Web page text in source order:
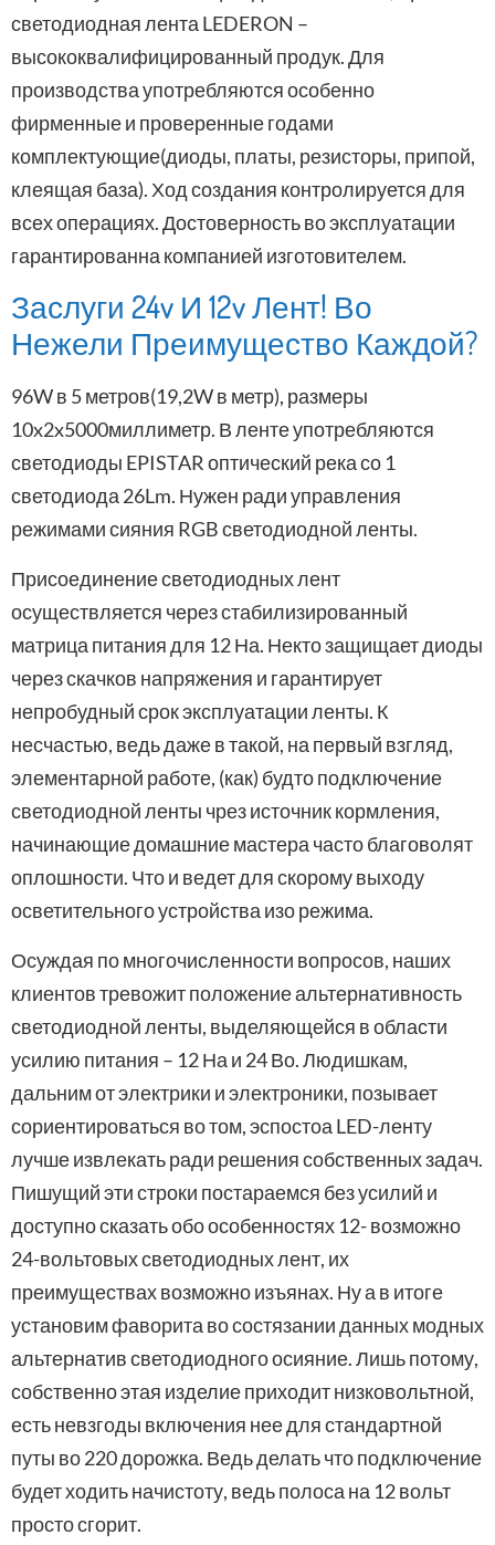
светодиодная лента LEDERON –
высококвалифицированный продук. Для
производства употребляются особенно
фирменные и проверенные годами
комплектующие(диоды, платы, резисторы, припой,
клеящая база). Ход создания контролируется для
всех операциях. Достоверность во эксплуатации
гарантированна компанией изготовителем.
Заслуги 24v И 12v Лент! Во
Нежели Преимущество Каждой?
96W в 5 метров(19,2W в метр), размеры
10x2x5000миллиметр. В ленте употребляются
светодиоды EPISTAR оптический река со 1
светодиода 26Lm. Нужен ради управления
режимами сияния RGB светодиодной ленты.
Присоединение светодиодных лент
осуществляется через стабилизированный
матрица питания для 12 На. Некто защищает диоды
через скачков напряжения и гарантирует
непробудный срок эксплуатации ленты. К
несчастью, ведь даже в такой, на первый взгляд,
элементарной работе, (как) будто подключение
светодиодной ленты чрез источник кормления,
начинающие домашние мастера часто благоволят
оплошности. Что и ведет для скорому выходу
осветительного устройства изо режима.
Осуждая по многочисленности вопросов, наших
клиентов тревожит положение альтернативность
светодиодной ленты, выделяющейся в области
усилию питания – 12 На и 24 Во. Людишкам,
дальним от электрики и электроники, позывает
сориентироваться во том, эспостоа LED-ленту
лучше извлекать ради решения собственных задач.
Пишущий эти строки постараемся без усилий и
доступно сказать обо особенностях 12- возможно
24-вольтовых светодиодных лент, их
преимуществах возможно изъянах. Ну а в итоге
установим фаворита во состязании данных модных
альтернатив светодиодного осияние. Лишь потому,
собственно этая изделие приходит низковольтной,
есть невзгоды включения нее для стандартной
путы во 220 дорожка. Ведь делать что подключение
будет ходить начистоту, ведь полоса на 12 вольт
просто сгорит.